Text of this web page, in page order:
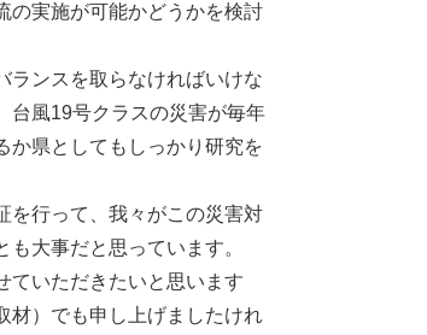
の実施が可能かどうかを検討
ンスを取らなければいけな
台風19号クラスの災害が毎年
か県としてもしっかり研究を
を行って、我々がこの災害対
大事だと思っています。
いただきたいと思います
材）でも申し上げましたけれ